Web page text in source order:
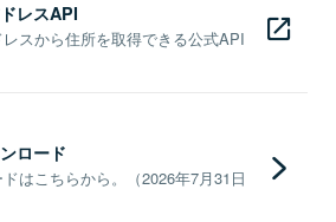
レスAPI
スから住所を取得できる公式API
ロード
はこちらから。（2026年7月31日